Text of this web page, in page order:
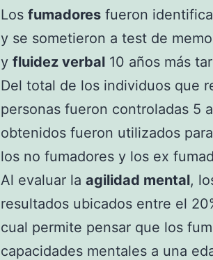
Los fumadores fueron
y se sometieron a test de
y fluidez verbal 10 años más
Del total de los individuos que
personas fueron controladas 5
obtenidos fueron utilizados
los no fumadores y los ex
Al evaluar la agilidad mental,
resultados ubicados entre el
cual permite pensar que los
capacidades mentales a una